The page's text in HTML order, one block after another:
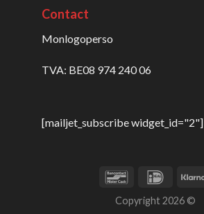
Contact
Monlogoperso
TVA: BE08 974 240 06
[mailjet_subscribe widget_id="2"]
Copyright 2026 ©